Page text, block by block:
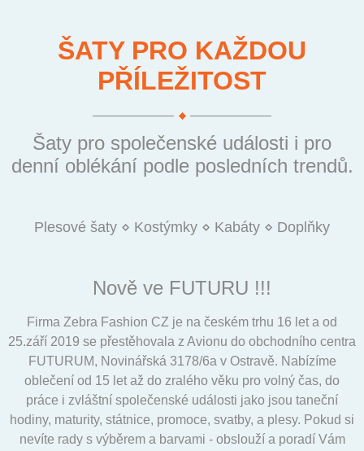
ŠATY PRO KAŽDOU
PŘÍLEŽITOST
Šaty pro společenské události i pro
denní oblékání podle posledních trendů.
Nově ve FUTURU !!!
Firma Zebra Fashion CZ je na českém trhu 16 let a od
25.září 2019 se přestěhovala z Avionu do obchodního centra
FUTURUM, Novinářská 3178/6a v Ostravě. Nabízíme
oblečení od 15 let až do zralého věku pro volný čas, do
práce i zvláštní společenské události jako jsou taneční
hodiny, maturity, státnice, promoce, svatby, a plesy. Pokud si
nevíte rady s výběrem a barvami - obslouží a poradí Vám